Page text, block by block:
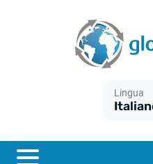
Lingua
ESTER
Cos'è l'inflazione CPI?
Cos'è l'inflazione HICP?
Inflazione Italia
Tassi storici Euribor
Tassi storici di SONIA
Calcolatore dell’inflazione